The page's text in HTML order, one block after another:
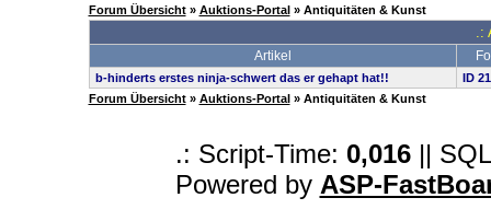
Forum Übersicht» Auktions-Portal » Antiquitäten & Kunst
.:
Artikel
b-hinderts erstes ninja-schwert das er gehapt hat!!
ID
Forum Übersicht» Auktions-Portal » Antiquitäten & Kunst
.: Script-Time: 0,016||
Powered by ASP-